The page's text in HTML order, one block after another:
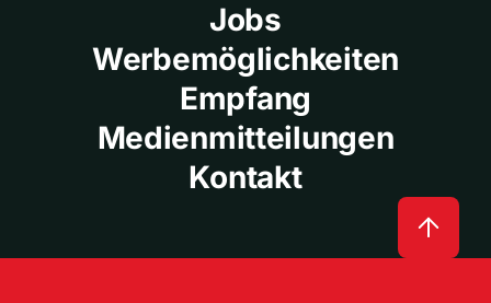
Jobs
Werbemöglichkeiten
Empfang
Medienmitteilungen
Kontakt